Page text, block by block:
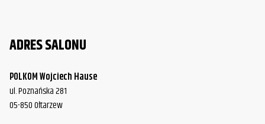
ADRES SALONU
POLKOM Wojciech Hause
ul. Poznańska 281
05-850 Ołtarzew